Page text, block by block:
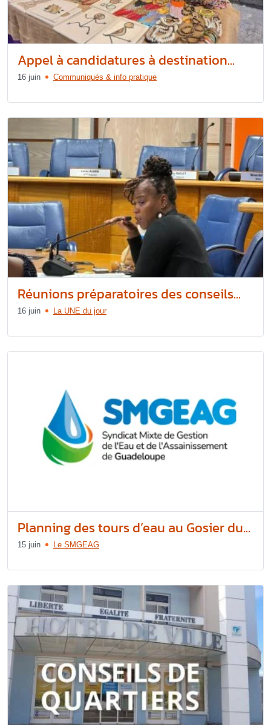
Appel à candidatures à destination...
16 juin Communiqués & info pratique
Réunions préparatoires des conseils...
16 juin La UNE du jour
Planning des tours d’eau au Gosier du...
15 juin Le SMGEAG